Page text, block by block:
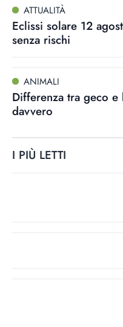
ATTUALITÀ
Eclissi solare 12
senza rischi
ANIMALI
Differenza tra geco
davvero
I PIÙ LETTI